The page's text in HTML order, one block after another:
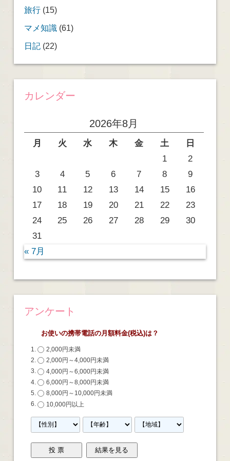
旅行(15)
マメ知識(61)
日記(22)
カレンダー
2026年8月
月 火 水 木 金 土
日
1
2
3
4 5 6 7 8
9
10
11 12 13 14 15
16
17
18 19 20 21 22
23
24
25 26 27 28 29
30
31
« 7月
アンケート
お使いの携帯電話の月額料金(税込)は？
2,000円未満
2,000円～4,000円未満
4,000円～6,000円未満
6,000円～8,000円未満
8,000円～10,000円未満
10,000円以上